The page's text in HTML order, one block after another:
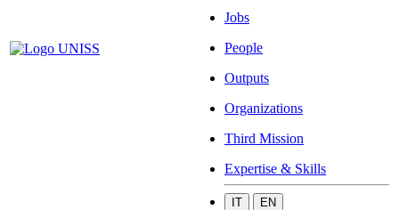
Jobs
People
Outputs
Organizations
Third Mission
Expertise & Skills
IT EN